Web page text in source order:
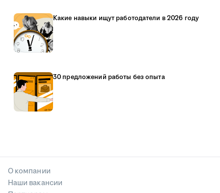
Какие навыки ищут работодатели в 2026 году
30 предложений работы без опыта
О компании
Наши вакансии